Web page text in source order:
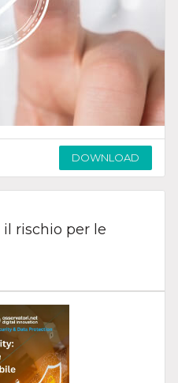
DOWNLOAD
il rischio per le